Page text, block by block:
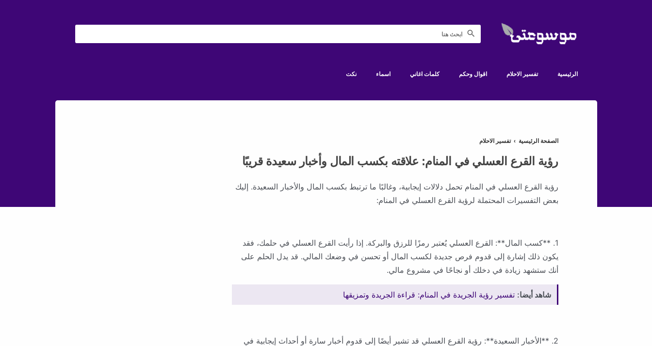
الرئيسية تفسير الاحلام اقوال وحكم كلمات اغاني اسماء نكت
الصفحة الرئيسية ›تفسير الاحلام
رؤية القرع العسلي في المنام: علاقته بكسب المال وأخبار سعيدة قريبًا
رؤية القرع العسلي في المنام تحمل دلالات إيجابية، وغالبًا ما ترتبط بكسب المال والأخبار السعيدة. إليك
بعض التفسيرات المحتملة لرؤية القرع العسلي في المنام:
1. **كسب المال**: القرع العسلي يُعتبر رمزًا للرزق والبركة. إذا رأيت القرع العسلي في حلمك، فقد
يكون ذلك إشارة إلى قدوم فرص جديدة لكسب المال أو تحسن في وضعك المالي. قد يدل الحلم على
أنك ستشهد زيادة في دخلك أو نجاحًا في مشروع مالي.
شاهد أيضا: تفسير رؤية الجريدة في المنام: قراءة الجريدة وتمزيقها
2. **الأخبار السعيدة**: رؤية القرع العسلي قد تشير أيضًا إلى قدوم أخبار سارة أو أحداث إيجابية في